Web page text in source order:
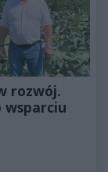
rozwój.
wsparciu